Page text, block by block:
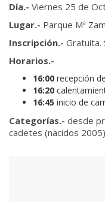
Día.- Viernes 25 de
Lugar.- Parque Mª
Inscripción.- Gratuita.
Horarios.-
16:00 recepción
16:20
16:45 inicio de
Categorías.- desde
cadetes (nacidos